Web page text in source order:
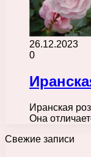
26.12.2023
0
Иранская
Она
Свежие записи